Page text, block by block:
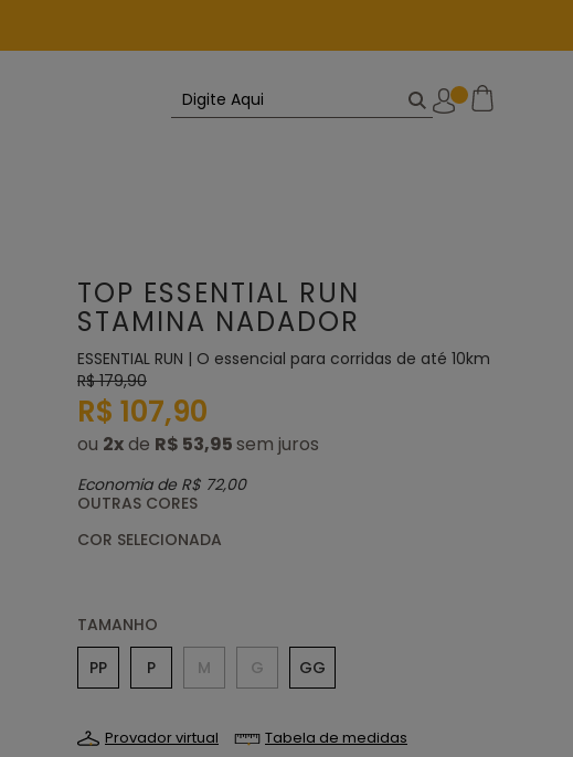
TOP ESSENTIAL RUN
STAMINA NADADOR
ESSENTIAL RUN | O essencial para corridas de até 10km
R$ 179,90
R$ 107,90
ou 2xde R$ 53,95
Economia de R$ 72,00
OUTRAS CORES
TAMANHO
PP
P M G GG
Provador virtual Tabela de medidas